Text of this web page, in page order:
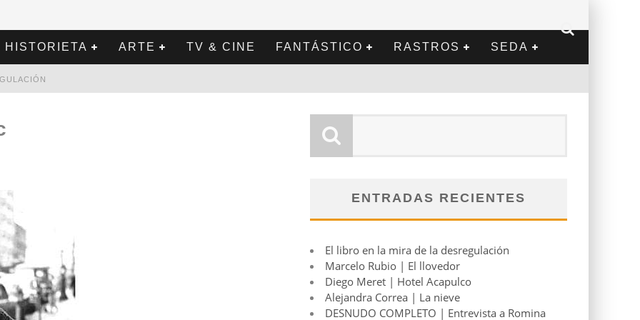
HISTORIETA ARTE TV & CINE FANTÁSTICO RASTROS SEDA
ENTRADAS RECIENTES
El libro en la mira de la desregulación
Marcelo Rubio | El llovedor
Diego Meret | Hotel Acapulco
Alejandra Correa | La nieve
DESNUDO COMPLETO | Entrevista a Romina